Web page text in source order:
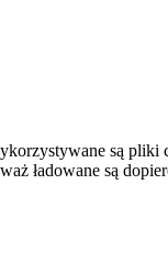
są
ładowane są